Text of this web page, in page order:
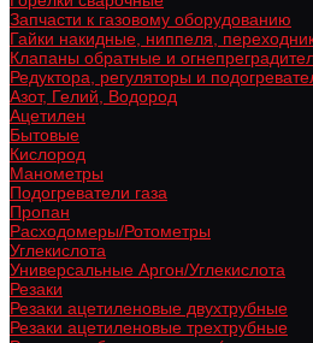
Запчасти к газовому оборудованию
Гайки накидные, ниппеля,
Клапаны обратные и
Редуктора, регуляторы и
Азот, Гелий, Водород
Ацетилен
Бытовые
Кислород
Манометры
Подогреватели газа
Пропан
Расходомеры/Ротометры
Углекислота
Универсальные Аргон/Углекислота
Резаки
Резаки ацетиленовые двухтрубные
Резаки ацетиленовые трехтрубные